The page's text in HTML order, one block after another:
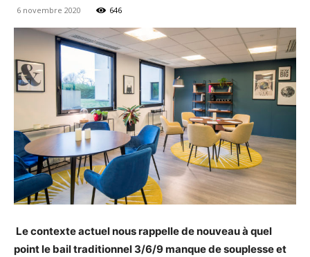
6 novembre 2020 646
Le contexte actuel nous rappelle de nouveau à quel
point le bail traditionnel 3/6/9 manque de souplesse et